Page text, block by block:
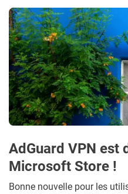
AdGuard VPN est
Microsoft Store !
Bonne nouvelle pour les